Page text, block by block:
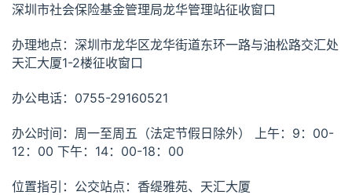
深圳市社会保险基金管理局龙华管理站征收窗口
办理地点：深圳市龙华区龙华街道东环一路与油松路交汇处
天汇大厦1-2楼征收窗口
办公电话：0755-29160521
办公时间：周一至周五（法定节假日除外） 上午：9：00-
12：00 下午：14：00-18：00
位置指引：公交站点：香缇雅苑、天汇大厦